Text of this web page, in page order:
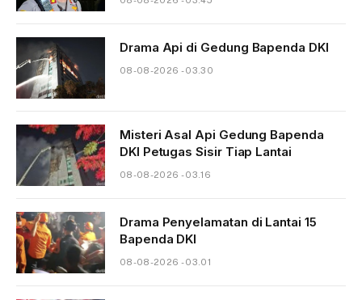
Drama Api di Gedung Bapenda DKI
08-08-2026 - 03.30
Misteri Asal Api Gedung Bapenda
DKI Petugas Sisir Tiap Lantai
08-08-2026 - 03.16
Drama Penyelamatan di Lantai 15
Bapenda DKI
08-08-2026 - 03.01